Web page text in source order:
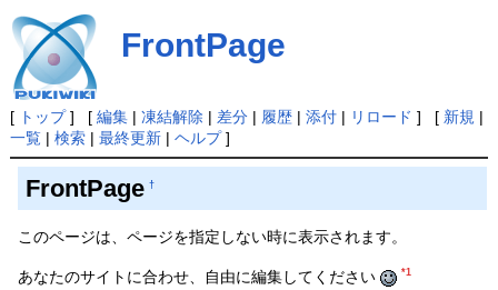
FrontPage
[ トップ] [ 編集| 凍結解除 | 差分| 履歴| 添付| リロード ] [ 新規 |
一覧| 検索| 最終更新| ヘルプ]
FrontPage †
このページは、ページを指定しない時に表示されます。
あなたのサイトに合わせ、自由に編集してください *1